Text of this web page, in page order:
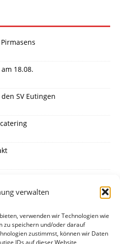
verwalten
verwenden wir Technologien wie
zu speichern und/oder darauf
zustimmst, können wir Daten
IDs auf dieser Website
18.08.
SV Eutingen